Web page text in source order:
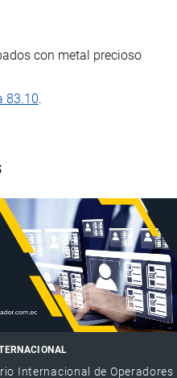
con metal precioso
83.10.
Internacional de Operadores